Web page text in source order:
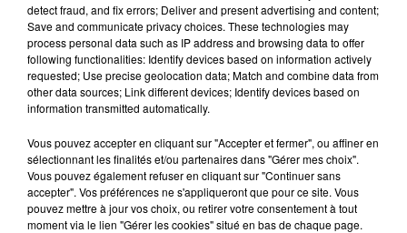
detect fraud, and fix errors; Deliver and present advertising and content;
Save and communicate privacy choices. These technologies may
process personal data such as IP address and browsing data to offer
following functionalities: Identify devices based on information actively
requested; Use precise geolocation data; Match and combine data from
other data sources; Link different devices; Identify devices based on
information transmitted automatically.
Vous pouvez accepter en cliquant sur "Accepter et fermer", ou affiner en
sélectionnant les finalités et/ou partenaires dans "Gérer mes choix".
Vous pouvez également refuser en cliquant sur "Continuer sans
accepter". Vos préférences ne s'appliqueront que pour ce site. Vous
pouvez mettre à jour vos choix, ou retirer votre consentement à tout
moment via le lien "Gérer les cookies" situé en bas de chaque page.